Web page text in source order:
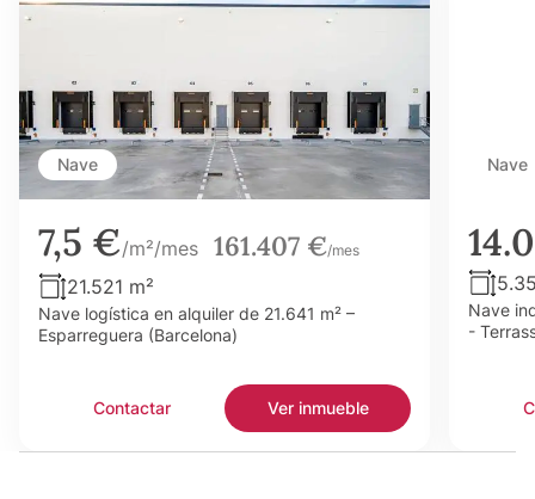
Nave
7,5 €/m²/mes 161.407 €/mes
21.521 m²
Nave logística en alquiler de 21.641 m² –
Esparreguera (Barcelona)
Contactar Ver inmueble
Nave
Nave
-